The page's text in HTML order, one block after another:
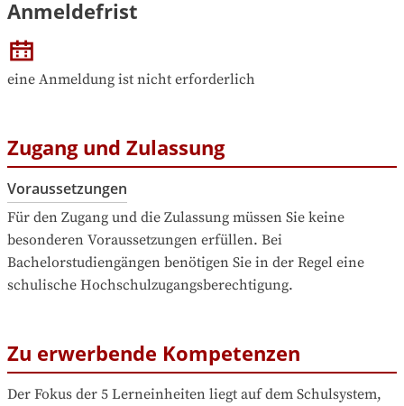
Anmeldefrist
eine Anmeldung ist nicht erforderlich
Zugang und Zulassung
Voraussetzungen
Für den Zugang und die Zulassung müssen Sie keine
besonderen Voraussetzungen erfüllen. Bei
Bachelorstudiengängen benötigen Sie in der Regel eine
schulische Hochschulzugangsberechtigung.
Zu erwerbende Kompetenzen
Der Fokus der 5 Lerneinheiten liegt auf dem Schulsystem,